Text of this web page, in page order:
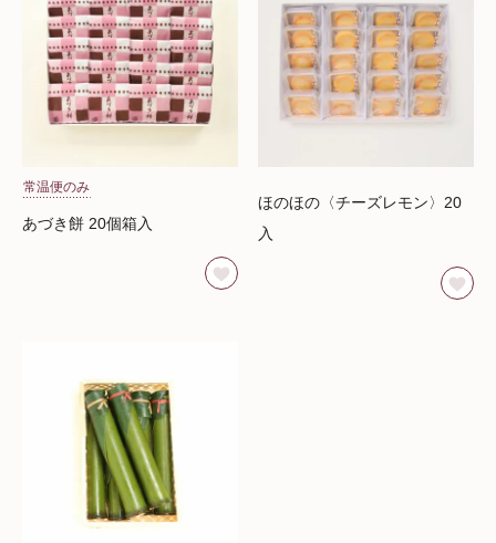
常温便のみ
あづき餅 20個箱入
ほのほの〈チーズレモン〉20
入